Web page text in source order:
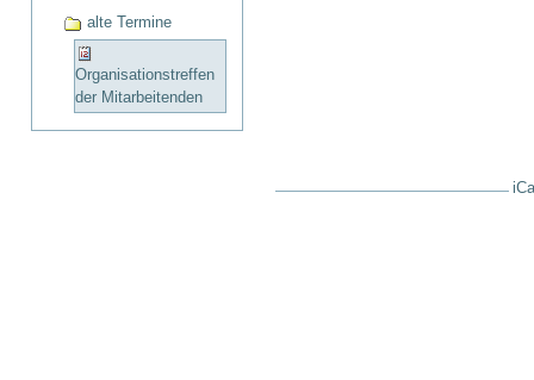
alte Termine
Organisationstreffen
der Mitarbeitenden